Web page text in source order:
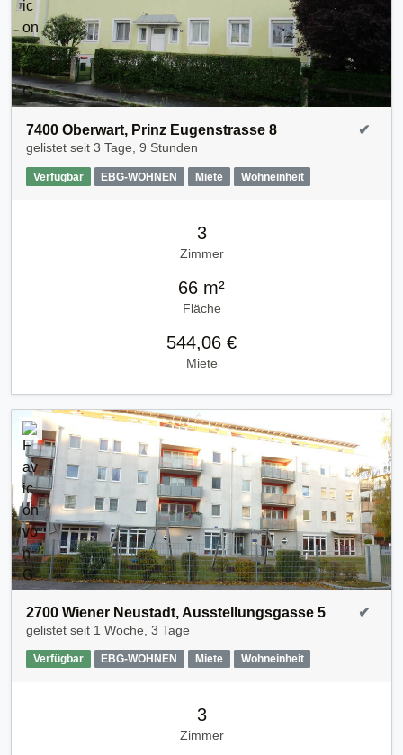
7400 Oberwart, Prinz Eugenstrasse 8
gelistet seit 3 Tage, 9 Stunden
Verfügbar EBG-WOHNEN Miete Wohneinheit
✔
3
Zimmer
66 m²
Fläche
544,06 €
Miete
2700 Wiener Neustadt, Ausstellungsgasse 5
gelistet seit 1 Woche, 3 Tage
Verfügbar EBG-WOHNEN Miete Wohneinheit
✔
3
Zimmer